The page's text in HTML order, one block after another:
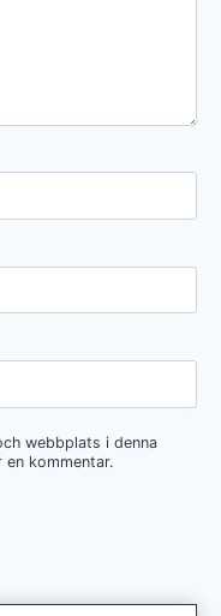
webbplats i denna
kommentar.